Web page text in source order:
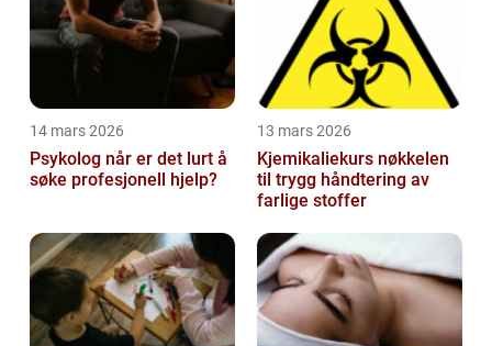
14 mars 2026
Psykolog når er det lurt å
søke profesjonell hjelp?
13 mars 2026
Kjemikaliekurs nøkkelen
til trygg håndtering av
farlige stoffer